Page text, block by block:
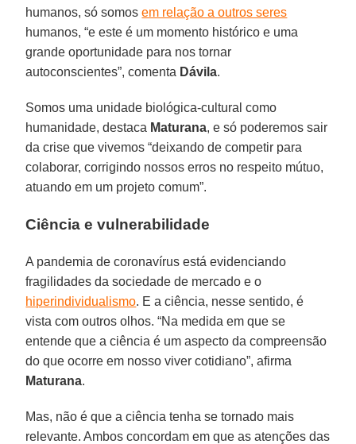
humanos, só somosem relação a outros seres
humanos, “e este é um momento histórico e uma
grande oportunidade para nos tornar
autoconscientes”, comenta Dávila.
Somos uma unidade biológica-cultural como
humanidade, destaca Maturana, e só poderemos sair
da crise que vivemos “deixando de competir para
colaborar, corrigindo nossos erros no respeito mútuo,
atuando em um projeto comum”.
Ciência e vulnerabilidade
A pandemia de coronavírus está evidenciando
fragilidades da sociedade de mercado e o
hiperindividualismo. E a ciência, nesse sentido, é
vista com outros olhos. “Na medida em que se
entende que a ciência é um aspecto da compreensão
do que ocorre em nosso viver cotidiano”, afirma
Maturana.
Mas, não é que a ciência tenha se tornado mais
relevante. Ambos concordam em que as atenções das